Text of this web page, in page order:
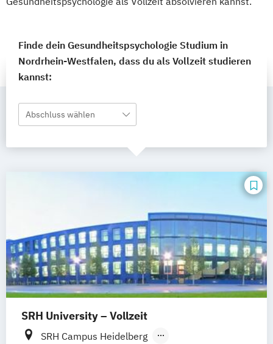
Finde dein Gesundheitspsychologie Studium in
Nordrhein-Westfalen, dass du als Vollzeit studieren
kannst:
Abschluss wählen
SRH University – Vollzeit
SRH Campus Heidelberg